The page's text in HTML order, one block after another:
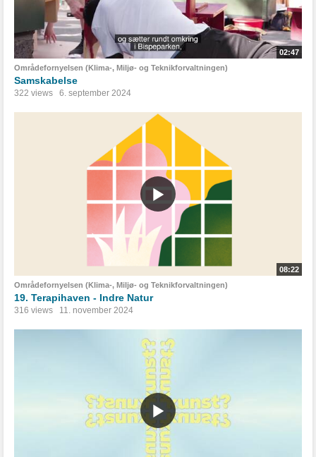
02:47
Områdefornyelsen (Klima-, Miljø- og Teknikforvaltningen)
Samskabelse
322 views 6. september 2024
08:22
Områdefornyelsen (Klima-, Miljø- og Teknikforvaltningen)
19. Terapihaven - Indre Natur
316 views 11. november 2024